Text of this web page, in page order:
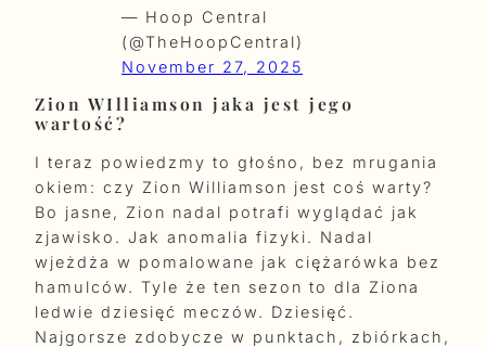
— Hoop Central
(@TheHoopCentral)
November 27, 2025
Zion WIlliamson jaka jest jego
wartość?
I teraz powiedzmy to głośno, bez mrugania
okiem: czy Zion Williamson jest coś warty?
Bo jasne, Zion nadal potrafi wyglądać jak
zjawisko. Jak anomalia fizyki. Nadal
wjeżdża w pomalowane jak ciężarówka bez
hamulców. Tyle że ten sezon to dla Ziona
ledwie dziesięć meczów. Dziesięć.
Najgorsze zdobycze w punktach, zbiórkach,